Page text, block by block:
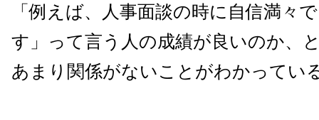
「例えば、人事面談の時に自信満々
す」って言う人の成績が良いのか、
あまり関係がないことがわかってい